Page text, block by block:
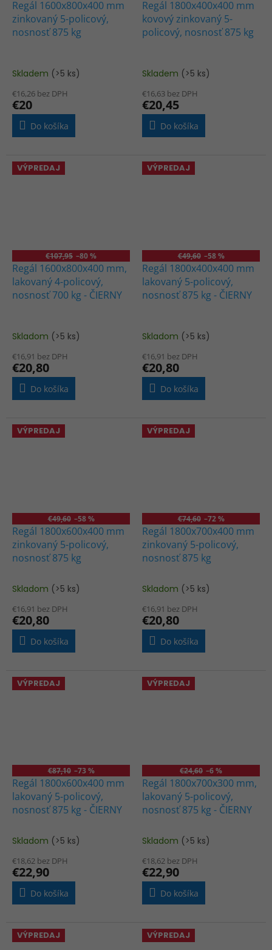
Regál 1600x800x400 mm
zinkovaný 5-policový,
nosnosť 875 kg
Skladem (>5 ks)
€16,26 bez DPH
€20
Do košíka
Regál 1800x400x400 mm
kovový zinkovaný 5-
policový, nosnosť 875 kg
Skladem (>5 ks)
€16,63 bez DPH
€20,45
Do košíka
VÝPREDAJ
€107,95 –80 %
Regál 1600x800x400 mm,
lakovaný 4-policový,
nosnosť 700 kg - ČIERNY
Skladom (>5 ks)
€16,91 bez DPH
€20,80
Do košíka
VÝPREDAJ
€49,60 –58 %
Regál 1800x400x400 mm
lakovaný 5-policový,
nosnosť 875 kg - ČIERNY
Skladom (>5 ks)
€16,91 bez DPH
€20,80
Do košíka
VÝPREDAJ
€49,60 –58 %
Regál 1800x600x400 mm
zinkovaný 5-policový,
nosnosť 875 kg
Priemerné
produktu
je
4,2
Skladom (>5 ks)
€16,91 bez DPH
€20,80
Do košíka
VÝPREDAJ
€74,60 –72 %
Regál 1800x700x400 mm
zinkovaný 5-policový,
nosnosť 875 kg
Priemerné
produktu
je
5,0
Skladom (>5 ks)
€16,91 bez DPH
€20,80
Do košíka
VÝPREDAJ
€87,10 –73 %
Regál 1800x600x400 mm
lakovaný 5-policový,
nosnosť 875 kg - ČIERNY
Priemerné
produktu
je
3,3
Skladom (>5 ks)
€18,62 bez DPH
€22,90
Do košíka
VÝPREDAJ
€24,60 –6 %
Regál 1800x700x300 mm,
lakovaný 5-policový,
nosnosť 875 kg - ČIERNY
Priemerné
produktu
je
3,7
Skladom (>5 ks)
€18,62 bez DPH
€22,90
Do košíka
VÝPREDAJ VÝPREDAJ